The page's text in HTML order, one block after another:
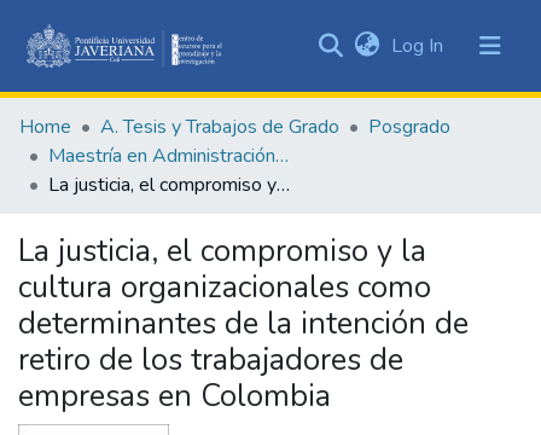
&
Collections
All of DSpace
Statistics
Log In (current)
Home A. Tesis y Trabajos de Grado
Posgrado
Maestría en Administración de Empresas
La justicia, el compromiso y la cultura organizacionales como determinantes de la intención de retiro de los trabajadores de empresas en Colombia
La justicia, el compromiso y la
cultura organizacionales como
determinantes de la intención de
retiro de los trabajadores de
empresas en Colombia